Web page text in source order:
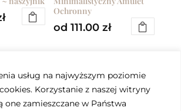
usług na najwyższym poziomie
Korzystanie z naszej witryny
one zamieszczane w Państwa
Ochronny
od111.00zł
ma
wiele
wariantów.